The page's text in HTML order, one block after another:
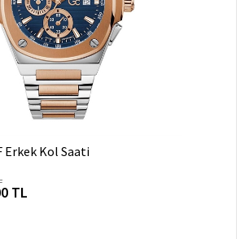
Erkek Kol Saati
TL